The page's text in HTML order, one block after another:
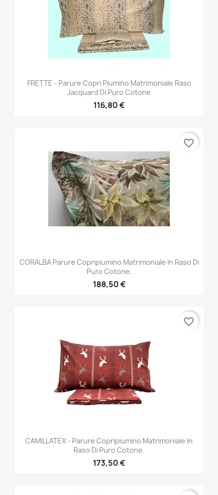
FRETTE - Parure Copri Piumino Matrimoniale Raso
Jacquard Di Puro Cotone
116,80 €
CORALBA Parure Copripiumino Matrimoniale In Raso Di
Puro Cotone.
188,50 €
favorite_border
CAMILLATEX - Parure Copripiumino Matrimoniale In
Raso Di Puro Cotone.
173,50 €
favorite_border